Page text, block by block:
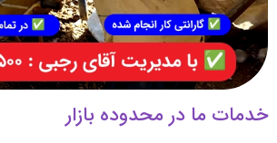
خدمات ما در محدوده بازار